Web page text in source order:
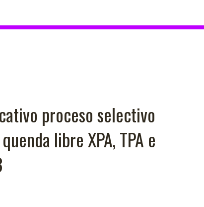
proceso selectivo
libre XPA, TPA e